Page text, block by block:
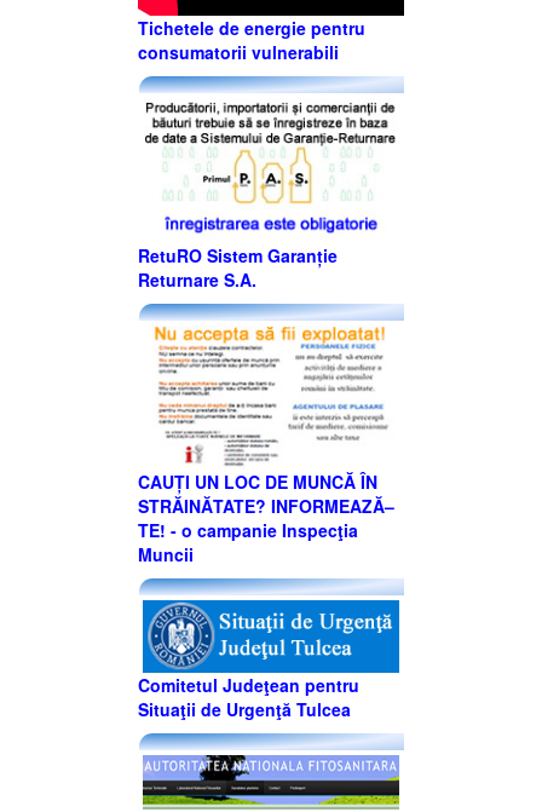
Tichetele de energie pentru
consumatorii vulnerabili
RetuRO Sistem Garanție
Returnare S.A.
CAUȚI UN LOC DE MUNCĂ ÎN
STRĂINĂTATE? INFORMEAZĂ–
TE! - o campanie Inspecţia
Muncii
Comitetul Judeţean pentru
Situaţii de Urgenţă Tulcea